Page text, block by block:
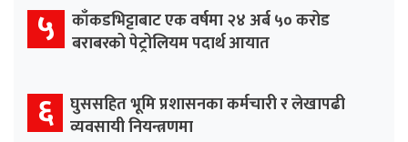
५ काँकडभिट्टाबाट एक वर्षमा २४ अर्ब ५० करोड
बराबरको पेट्रोलियम पदार्थ आयात
६ घुससहित भूमि प्रशासनका कर्मचारी र लेखापढी
व्यवसायी नियन्त्रणमा